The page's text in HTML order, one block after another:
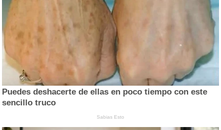
Puedes deshacerte de ellas en poco tiempo con este
sencillo truco
Sabias Esto